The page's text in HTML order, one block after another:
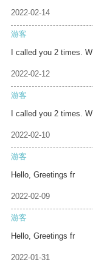
2022-02-14
游客
I called you 2 times. W
2022-02-12
游客
I called you 2 times. W
2022-02-10
游客
Hello, Greetings fr
2022-02-09
游客
Hello, Greetings fr
2022-01-31